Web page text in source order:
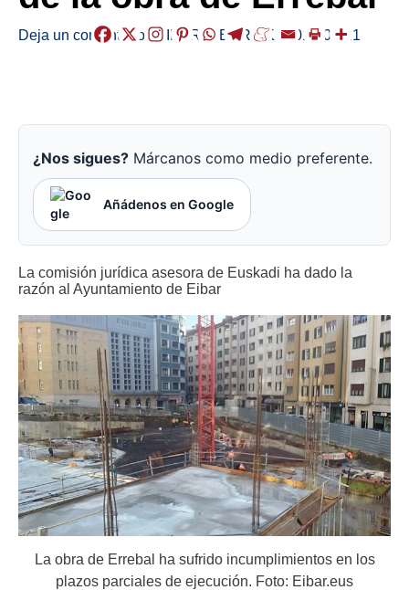
Deja un comentario /EIBAR ,HERRIAK /2018-02-21
¿Nos sigues? Márcanos como medio preferente.
Añádenos en Google
La comisión jurídica asesora de Euskadi ha dado la
razón al Ayuntamiento de Eibar
La obra de Errebal ha sufrido incumplimientos en los
plazos parciales de ejecución. Foto: Eibar.eus